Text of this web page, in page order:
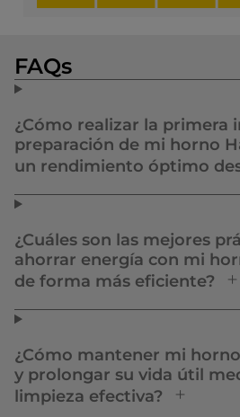
FAQs
¿Cómo realizar la primera
preparación de mi horno
un rendimiento óptimo
¿Cuáles son las mejores
ahorrar energía con mi
de forma más eficiente?
¿Cómo mantener mi
y prolongar su vida útil
limpieza efectiva?